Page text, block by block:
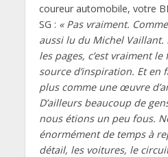
coureur automobile, votre
SG : « Pas vraiment.
aussi lu du Michel Vaillant.
les pages, c’est vraiment
source d’inspiration. Et en
plus comme une œuvre
D’ailleurs beaucoup de
nous étions un peu fous.
énormément de temps à
détail, les voitures, le